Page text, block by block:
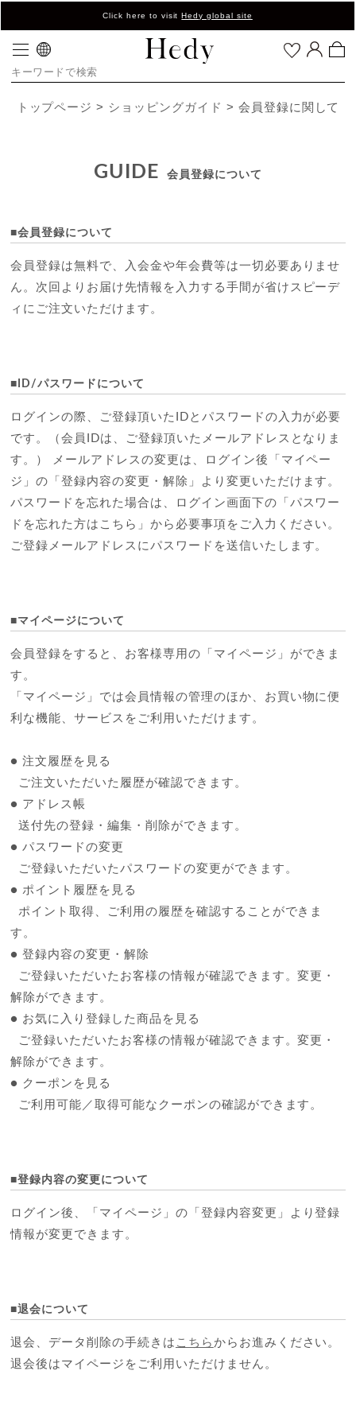
Click here to visitHedy global site
トップページ ショッピングガイド 会員登録に関して
GUIDE 会員登録について
■会員登録について
会員登録は無料で、入会金や年会費等は一切必要ありませ
ん。次回よりお届け先情報を入力する手間が省けスピーデ
ィにご注文いただけます。
■ID/パスワードについて
ログインの際、ご登録頂いたIDとパスワードの入力が必要
です。（会員IDは、ご登録頂いたメールアドレスとなりま
す。） メールアドレスの変更は、ログイン後「マイペー
ジ」の「登録内容の変更・解除」より変更いただけます。
パスワードを忘れた場合は、ログイン画面下の「パスワー
ドを忘れた方はこちら」から必要事項をご入力ください。
ご登録メールアドレスにパスワードを送信いたします。
■マイページについて
会員登録をすると、お客様専用の「マイページ」ができま
す。
「マイページ」では会員情報の管理のほか、お買い物に便
利な機能、サービスをご利用いただけます。
● 注文履歴を見る
ご注文いただいた履歴が確認できます。
● アドレス帳
送付先の登録・編集・削除ができます。
● パスワードの変更
ご登録いただいたパスワードの変更ができます。
● ポイント履歴を見る
ポイント取得、ご利用の履歴を確認することができま
す。
● 登録内容の変更・解除
ご登録いただいたお客様の情報が確認できます。変更・
解除ができます。
● お気に入り登録した商品を見る
ご登録いただいたお客様の情報が確認できます。変更・
解除ができます。
● クーポンを見る
ご利用可能／取得可能なクーポンの確認ができます。
■登録内容の変更について
ログイン後、「マイページ」の「登録内容変更」より登録
情報が変更できます。
■退会について
退会、データ削除の手続きは こちら からお進みください。
退会後はマイページをご利用いただけません。